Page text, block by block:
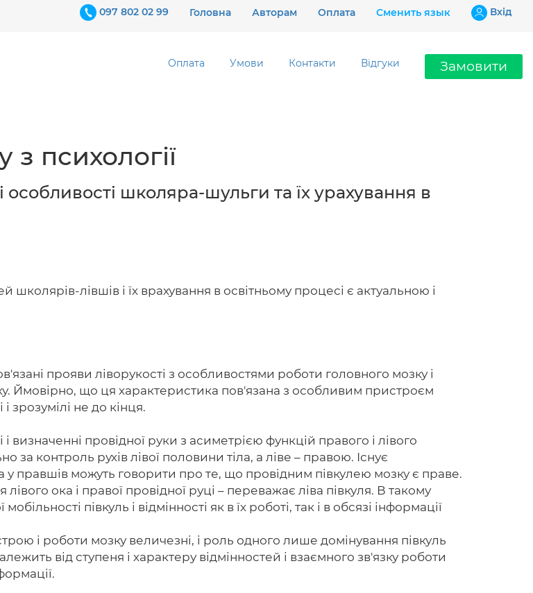
097 802 02 99 Головна Авторам Оплата Сменить язык Вхiд
Оплата Умови Контакти Відгуки Замовити
психології
особливості школяра-шульги та їх урахування в
лівшів і їх врахування в освітньому процесі є актуальною і
прояви ліворукості з особливостями роботи головного мозку і
Ймовірно, що ця характеристика пов'язана з особливим пристроєм
зрозумілі не до кінця.
визначенні провідної руки з асиметрією функцій правого і лівого
за контроль рухів лівої половини тіла, а ліве – правою. Існує
правшів можуть говорити про те, що провідним півкулею мозку є праве.
ока і правої провідної руці – переважає ліва півкуля. В такому
півкуль і відмінності як в їх роботі, так і в обсязі інформації
і роботи мозку величезні, і роль одного лише домінування півкуль
від ступеня і характеру відмінностей і взаємного зв'язку роботи
Головна
Вхiд